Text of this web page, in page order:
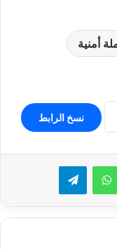
أمنية
نسخ الرابط
واتساب تيلقرام